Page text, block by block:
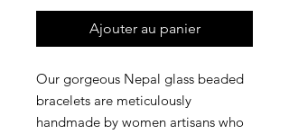
Ajouter au panier
Our gorgeous Nepal glass beaded
bracelets are meticulously
handmade by women artisans who